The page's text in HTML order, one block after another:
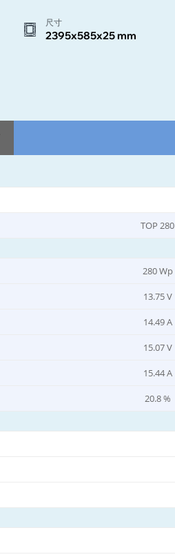
尺寸
2395x585x25 mm
TOP 280
280 Wp
13.75 V
14.49 A
15.07 V
15.44 A
20.8 %